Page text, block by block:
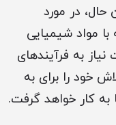
حال، در مورد
مواد شیمیایی
به فرآیندهای
خود را برای به
به کار خواهد گرفت.